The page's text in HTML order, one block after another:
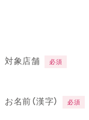
対象店舗 必須
お名前（漢字） 必須